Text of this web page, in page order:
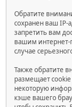
Обратите
сохранен ваш IP-
запретить вам
вашим
случае
Также обратите
размещает
некоторую
кэше вашего